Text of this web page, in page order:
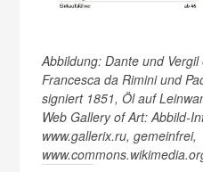
Abbildung: Dante und
Francesca da Rimini und
signiert 1851, Öl auf
Web Gallery of Art: Abbild-
www.gallerix.ru, gemeinfrei,